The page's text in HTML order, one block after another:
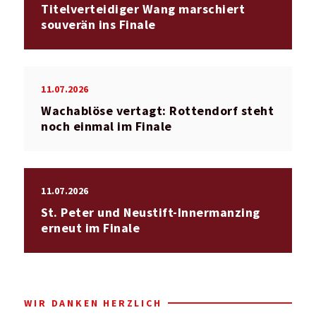
Titelverteidiger Wang marschiert
souverän ins Finale
11.07.2026
Wachablöse vertagt: Rottendorf steht
noch einmal im Finale
11.07.2026
St. Peter und Neustift-Innermanzing
erneut im Finale
WIR DANKEN HERZLICH